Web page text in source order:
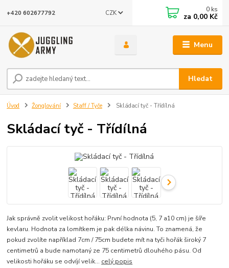
Menu
CZK
Hledat
+420 602677792 0 ks
za 0,00 Kč
Úvod Žonglování Staff / Tyče Skládací tyč - Třídílná
Skládací tyč - Třídílná
Jak správně zvolit velikost hořáku: První hodnota (5, 7 a10 cm) je šíře
kevlaru. Hodnota za lomítkem je pak délka návinu. To znamená, že
pokud zvolíte například 7cm / 75cm budete mít na tyči hořák široký 7
centimetrů a bude namotaný ze 75 centimetrů dlouhého pásu. Od
velikosti hořáku se odvíjí velik... celý popis